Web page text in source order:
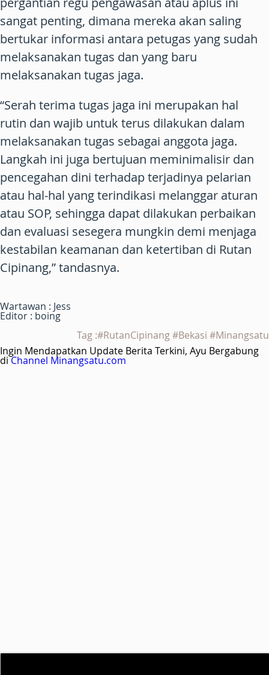
sangat penting, dimana mereka akan saling
bertukar informasi antara petugas yang sudah
melaksanakan tugas dan yang baru
melaksanakan tugas jaga.
“Serah terima tugas jaga ini merupakan hal
rutin dan wajib untuk terus dilakukan dalam
melaksanakan tugas sebagai anggota jaga.
Langkah ini juga bertujuan meminimalisir dan
pencegahan dini terhadap terjadinya pelarian
atau hal-hal yang terindikasi melanggar aturan
atau SOP, sehingga dapat dilakukan perbaikan
dan evaluasi sesegera mungkin demi menjaga
kestabilan keamanan dan ketertiban di Rutan
Cipinang,” tandasnya.
Wartawan : Jess
Editor : boing
Tag :#RutanCipinang #Bekasi #Minangsatu
Ingin Mendapatkan Update Berita Terkini, Ayu Bergabung
diChannel Minangsatu.com